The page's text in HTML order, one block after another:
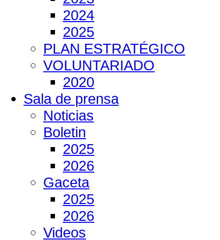
2024
2025
PLAN ESTRATÉGICO
VOLUNTARIADO
2020
Sala de prensa
Noticias
Boletin
2025
2026
Gaceta
2025
2026
Videos